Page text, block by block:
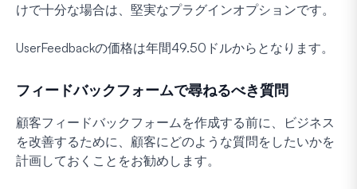
けで十分な場合は、堅実なプラグインオプションです。
UserFeedbackの価格は年間49.50ドルからとなります。
フィードバックフォームで尋ねるべき質問
顧客フィードバックフォームを作成する前に、ビジネス
を改善するために、顧客にどのような質問をしたいかを
計画しておくことをお勧めします。